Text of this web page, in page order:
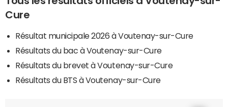
Cure
Résultat municipale 2026 à Voutenay-sur-Cure
Résultats du bac à Voutenay-sur-Cure
Résultats du brevet à Voutenay-sur-Cure
Résultats du BTS à Voutenay-sur-Cure